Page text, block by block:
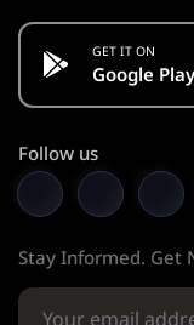
GET IT ON
Google Play
Follow us
Stay Informed. Get